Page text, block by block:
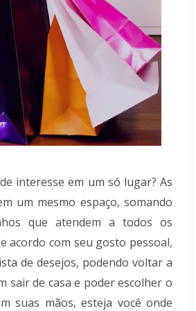
interesse em um só lugar? As
um mesmo espaço, somando
que atendem a todos os
acordo com seu gosto pessoal,
de desejos, podendo voltar a
sair de casa e poder escolher o
suas mãos, esteja você onde